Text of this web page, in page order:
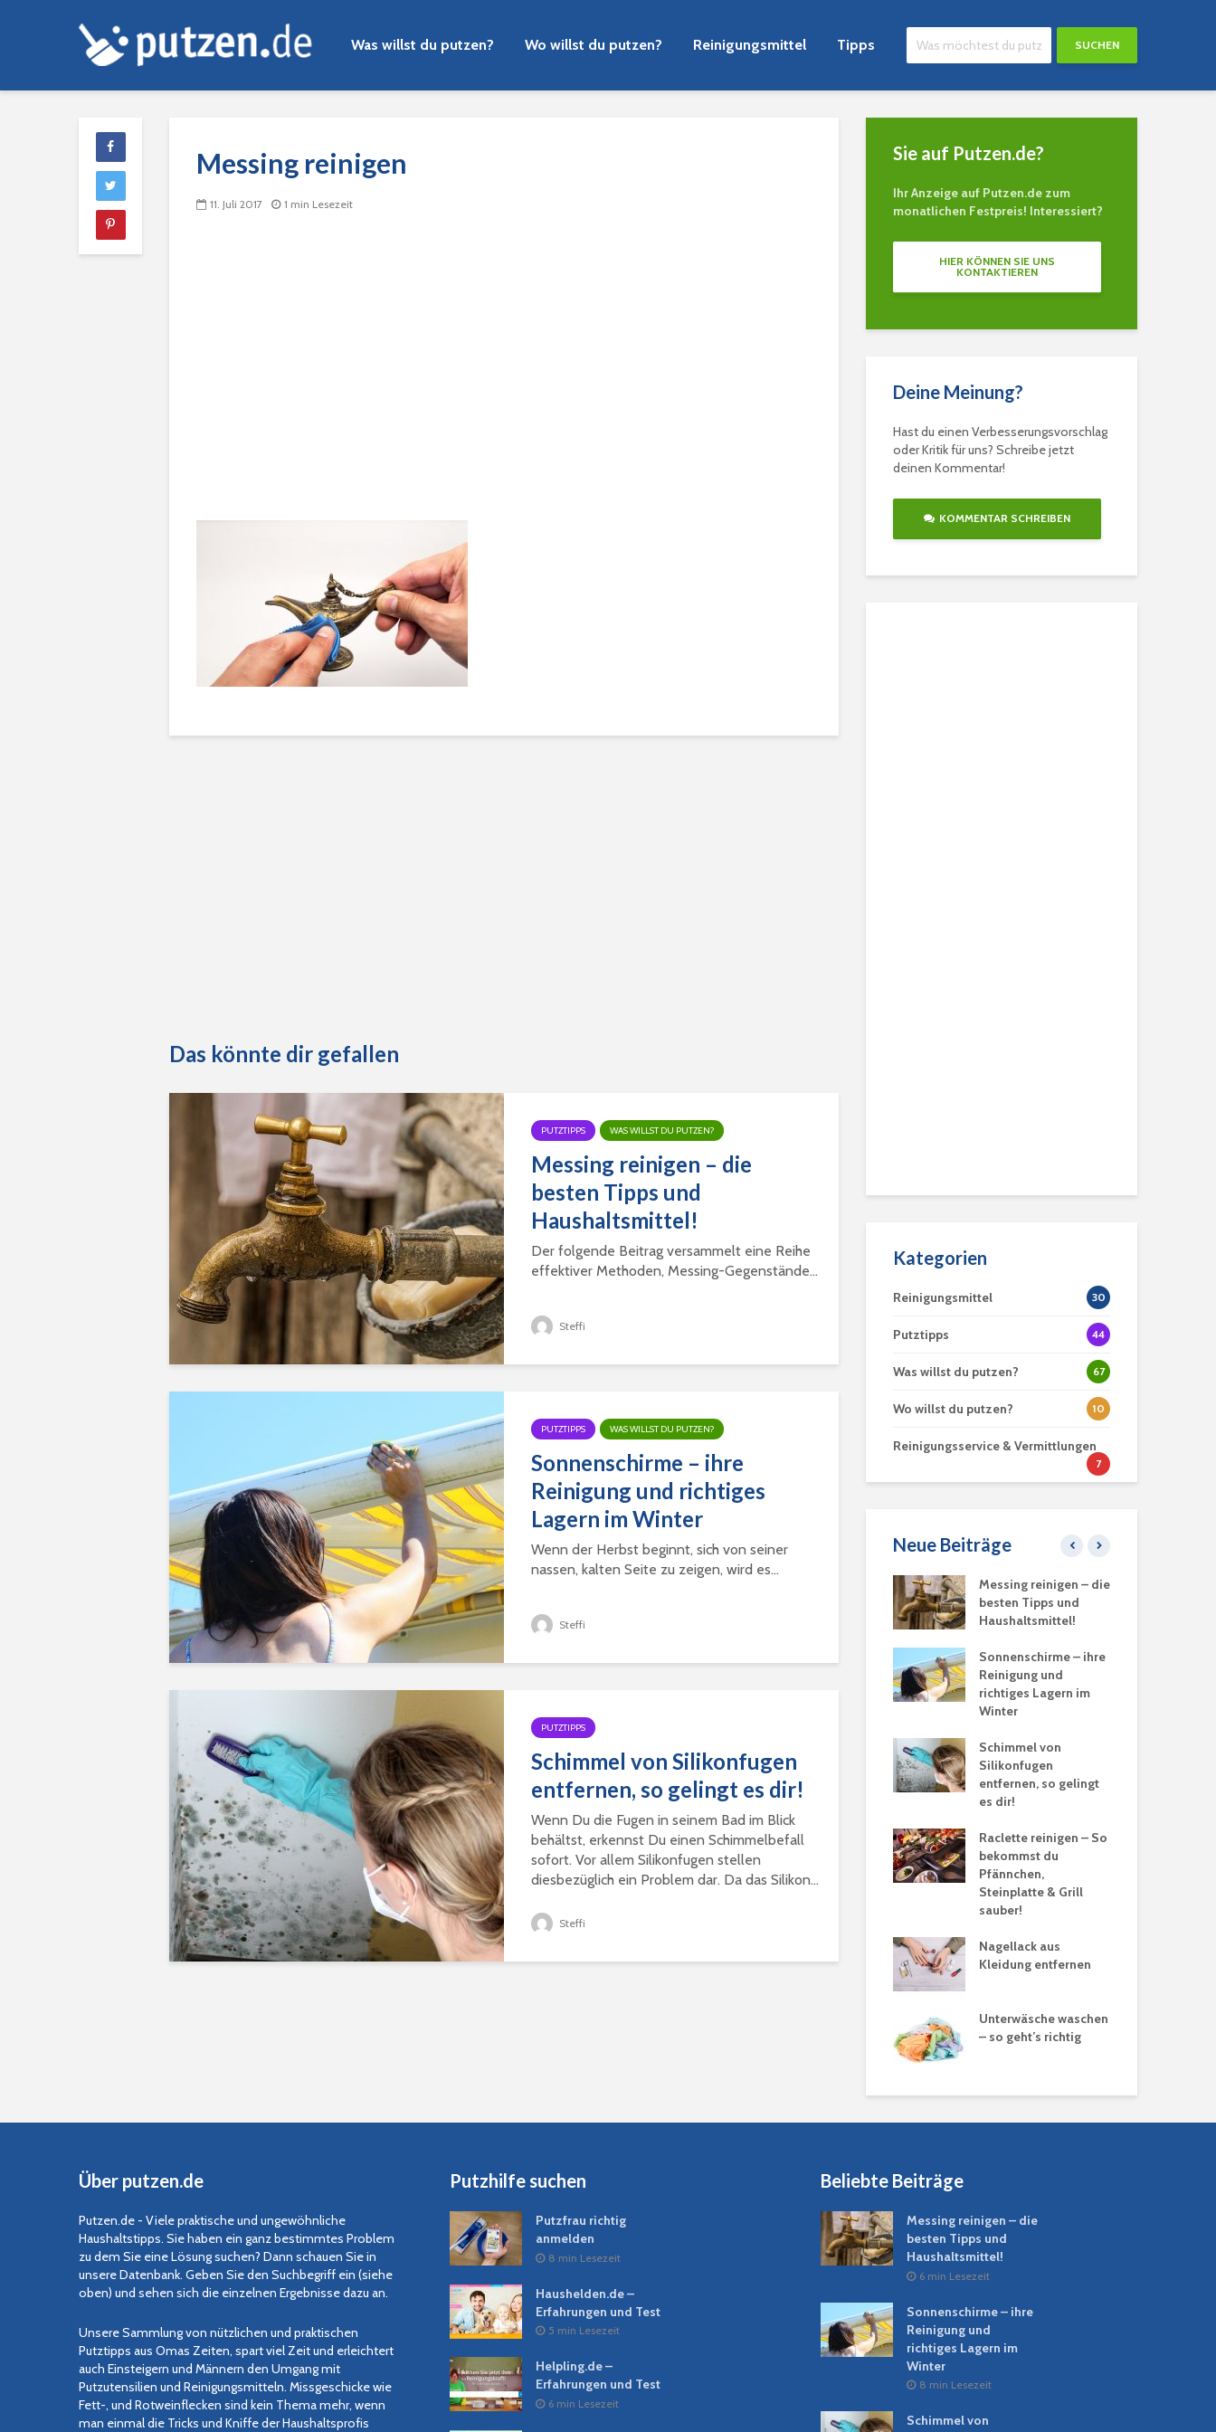
Was willst du putzen? Wo willst du putzen? Reinigungsmittel Tipps SUCHEN
Messing reinigen
11. Juli 2017 1 min Lesezeit
Das könnte dir gefallen
PUTZTIPPS WAS WILLST DU PUTZEN?
Messing reinigen – die
besten Tipps und
Haushaltsmittel!
Der folgende Beitrag versammelt eine Reihe
effektiver Methoden, Messing-Gegenstände...
Steffi
PUTZTIPPS WAS WILLST DU PUTZEN?
Sonnenschirme – ihre
Reinigung und richtiges
Lagern im Winter
Wenn der Herbst beginnt, sich von seiner
nassen, kalten Seite zu zeigen, wird es...
Steffi
PUTZTIPPS
Schimmel von Silikonfugen
entfernen, so gelingt es dir!
Wenn Du die Fugen in seinem Bad im Blick
behältst, erkennst Du einen Schimmelbefall
sofort. Vor allem Silikonfugen stellen
diesbezüglich ein Problem dar. Da das Silikon...
Steffi
Sie auf Putzen.de?
Ihr Anzeige auf Putzen.de zum
monatlichen Festpreis! Interessiert?
HIER KÖNNEN SIE UNS
KONTAKTIEREN
Deine Meinung?
Hast du einen Verbesserungsvorschlag
oder Kritik für uns? Schreibe jetzt
deinen Kommentar!
KOMMENTAR SCHREIBEN
Kategorien
Reinigungsmittel 30
Putztipps 44
Was willst du putzen? 67
Wo willst du putzen? 10
Reinigungsservice & Vermittlungen
7
Neue Beiträge
Kleidung, Möbel,
Boden
Chucks waschen – was
beachten?
Grünspan entfernen –
so geht’s am besten!
Schlupfwespen zur
Jeans waschen – so
geht’s
Messing reinigen
Messing reinigen – die
besten Tipps und
Haushaltsmittel!
Sonnenschirme – ihre
Reinigung und
richtiges Lagern im
Winter
Schimmel von
Silikonfugen
entfernen, so gelingt
es dir!
Raclette reinigen – So
bekommst du
Pfännchen,
Steinplatte & Grill
sauber!
Nagellack aus
Kleidung entfernen
Unterwäsche waschen
– so geht’s richtig
Über putzen.de
Putzen.de - Viele praktische und ungewöhnliche
Haushaltstipps. Sie haben ein ganz bestimmtes Problem
zu dem Sie eine Lösung suchen? Dann schauen Sie in
unsere Datenbank. Geben Sie den Suchbegriff ein (siehe
oben) und sehen sich die einzelnen Ergebnisse dazu an.
Unsere Sammlung von nützlichen und praktischen
Putztipps aus Omas Zeiten, spart viel Zeit und erleichtert
auch Einsteigern und Männern den Umgang mit
Putzutensilien und Reinigungsmitteln. Missgeschicke wie
Fett-, und Rotweinflecken sind kein Thema mehr, wenn
man einmal die Tricks und Kniffe der Haushaltsprofis
Putzhilfe suchen
Putzfrau richtig
anmelden
8 min Lesezeit
Haushelden.de –
Erfahrungen und Test
5 min Lesezeit
Helpling.de –
Erfahrungen und Test
6 min Lesezeit
Beliebte Beiträge
Messing reinigen – die
besten Tipps und
Haushaltsmittel!
6 min Lesezeit
Sonnenschirme – ihre
Reinigung und
richtiges Lagern im
Winter
8 min Lesezeit
Schimmel von